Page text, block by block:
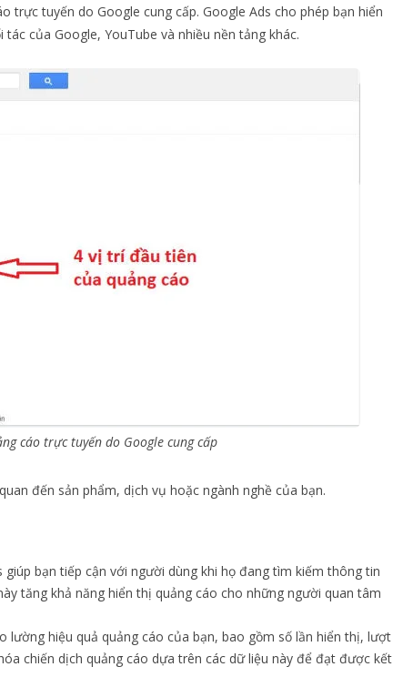
trực tuyến do Google cung cấp. Google Ads cho phép bạn hiển
của Google, YouTube và nhiều nền tảng khác.
cáo trực tuyến do Google cung cấp
đến sản phẩm, dịch vụ hoặc ngành nghề của bạn.
bạn tiếp cận với người dùng khi họ đang tìm kiếm thông tin
tăng khả năng hiển thị quảng cáo cho những người quan tâm
hiệu quả quảng cáo của bạn, bao gồm số lần hiển thị, lượt
chiến dịch quảng cáo dựa trên các dữ liệu này để đạt được kết